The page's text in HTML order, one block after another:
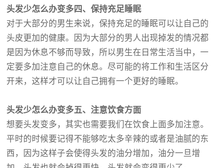
头发少怎么办变多四、保持充足睡眠
对于大部分的男生来说，保持充足的睡眠可以让自己的
头皮更加的健康。因为大部分的男人出现掉发的情况都
是因为休息不够而导致，所以男生在日常生活当中，一
定要多加注意自己的休息。尽可能的将工作和生活区分
开来，这样才可以让自己拥有一个更好的睡眠。
头发少怎么办变多五、注意饮食方面
想要头发变多，其实也需要我们在饮食上面多加注意。
平时的时候要记得不能够吃太多辛辣的或者是油腻的东
西，因为这样子会使得头发的油分增加，油分一旦增